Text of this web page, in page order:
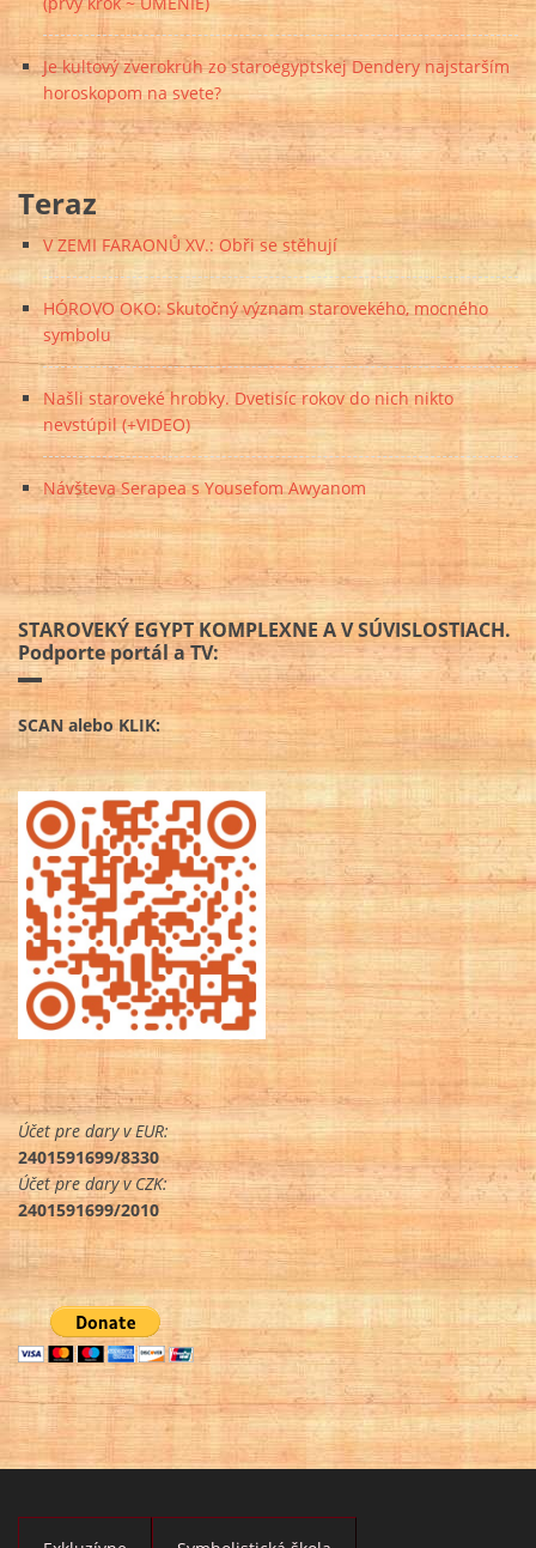
Je kultový zverokruh zo staroegyptskej Dendery najstarším
horoskopom na svete?
Teraz
V ZEMI FARAONŮ XV.: Obři se stěhují
HÓROVO OKO: Skutočný význam starovekého, mocného
symbolu
Našli staroveké hrobky. Dvetisíc rokov do nich nikto
nevstúpil (+VIDEO)
Návšteva Serapea s Yousefom Awyanom
STAROVEKÝ EGYPT KOMPLEXNE A V SÚVISLOSTIACH.
Podporte portál a TV:
SCAN alebo KLIK:
Účet pre dary v EUR:
2401591699/8330
Účet pre dary v CZK:
2401591699/2010